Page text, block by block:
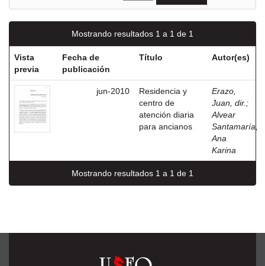
Mostrando resultados 1 a 1 de 1
Vista
previa
Fecha de
publicación
Título Autor(es)
jun-2010
Residencia y
centro de
atención diaria
para ancianos
Erazo,
Juan, dir. ;
Alvear
Santamaría,
Ana
Karina
Mostrando resultados 1 a 1 de 1